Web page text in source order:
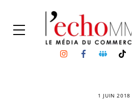
content
Menu
InstagramFacebook
1 JUIN 2018